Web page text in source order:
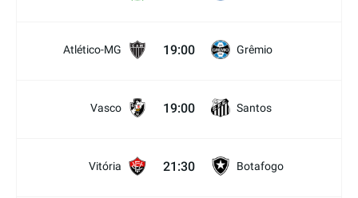
Atlético-MG 19:00 Grêmio
Vasco 19:00 Santos
Vitória 21:30 Botafogo